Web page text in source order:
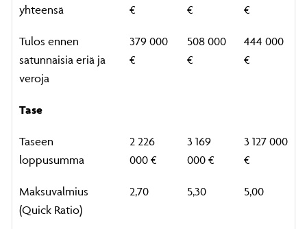
yhteensä € € €
Tulos ennen
satunnaisia eriä ja
veroja
379 000
€
508 000
€
444 000
€
Tase
Taseen
loppusumma
2 226
000 €
3 169
000 €
3 127 000
€
Maksuvalmius
(Quick Ratio)
2,70 5,30 5,00